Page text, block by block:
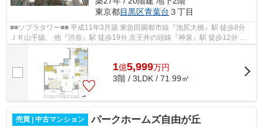
東京都目黒区青葉台 ３丁目
■■ソプラタワー■■ 平成11年3月築 東急田園都市線『池尻大橋』駅 徒歩8分
ＪＲ山手線、 他『渋谷』駅 徒歩19分 京王井の頭線『神泉』駅 徒歩12分 ホ
テルライクな内廊下設計 ペット飼...
1億5,999万円
3階 / 3LDK / 71.99㎡
売買 | 中古マンション パークホームズ自由が丘